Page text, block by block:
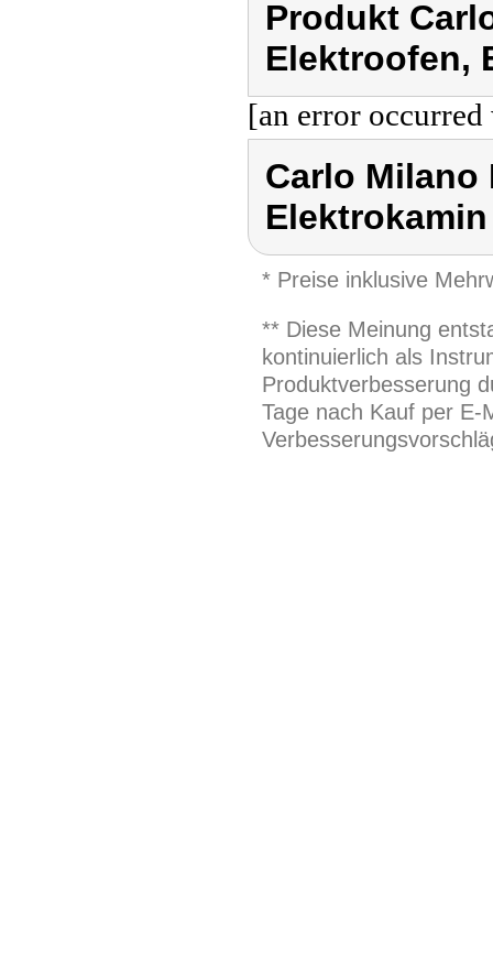
Produkt
Elektroofen,
[an error
Carlo Milano
* Preise inklusive
** Diese Meinung
kontinuierlich als
Produktverbesserung
Tage nach Kauf per E-